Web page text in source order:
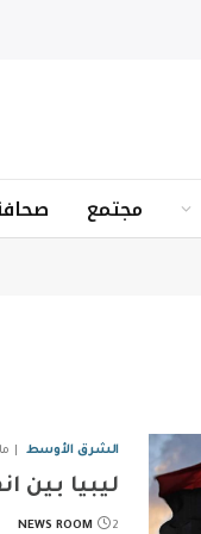
مجتمع
الشرق الأوسط
ليبيا بين
NEWS ROOM 2 دقائق